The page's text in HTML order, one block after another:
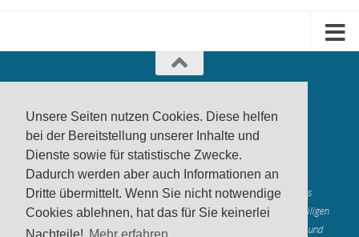
Unsere Seiten nutzen Cookies. Diese helfen
bei der Bereitstellung unserer Inhalte und
Dienste sowie für statistische Zwecke.
Dadurch werden aber auch Informationen an
Dritte übermittelt. Wenn Sie nicht notwendige
Cookies ablehnen, hat das für Sie keinerlei
produktwarnung.eu - 2007-2026
Made in Gerstetten |Medienzentrum Gerstetten
Alle genannten Marken, Warenzeichen und Logos innerhalb dieses
Medienangebotes sind durch die Marken- und Urheberechte der jeweiligen
Rechteinhaber geschützt, und dienen lediglich der Berichterstattung und